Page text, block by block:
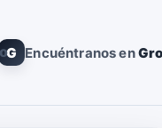
G Encuéntranos en